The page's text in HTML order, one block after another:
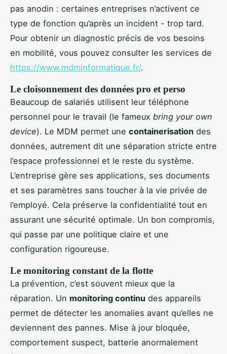
pas anodin : certaines entreprises n’activent ce
type de fonction qu’après un incident - trop tard.
Pour obtenir un diagnostic précis de vos besoins
en mobilité, vous pouvez consulter les services de
https://www.mdminformatique.fr/.
Le cloisonnement des données pro et perso
Beaucoup de salariés utilisent leur téléphone
personnel pour le travail (le fameux bring your own
device). Le MDM permet une containerisation des
données, autrement dit une séparation stricte entre
l’espace professionnel et le reste du système.
L’entreprise gère ses applications, ses documents
et ses paramètres sans toucher à la vie privée de
l’employé. Cela préserve la confidentialité tout en
assurant une sécurité optimale. Un bon compromis,
qui passe par une politique claire et une
configuration rigoureuse.
Le monitoring constant de la flotte
La prévention, c’est souvent mieux que la
réparation. Un monitoring continu des appareils
permet de détecter les anomalies avant qu’elles ne
deviennent des pannes. Mise à jour bloquée,
comportement suspect, batterie anormalement